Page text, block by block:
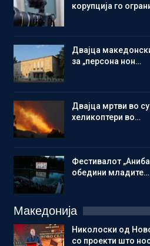
корупција го
Двајца
за „персона нон…
Двајца мртви во
хеликоптери во…
Фестивалот
обедини младите…
Македонија
Николоски од
со проекти што